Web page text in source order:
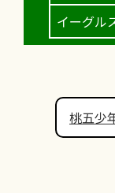
イーグル
桃五少